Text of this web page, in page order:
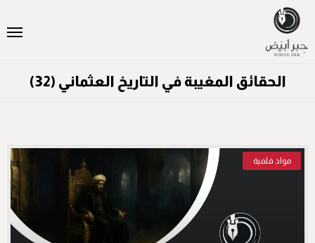
الحقائق المغيبة في التاريخ العثماني (32)
مواد فلمية